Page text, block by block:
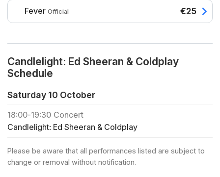
Zutritt unter 16 Jahren nur in Begleitung einer
erwachsenen Person
❓ Du kannst die FAQ zu diesem Event hier nachlesen
🪑 Freie Platzwahl bei der Ankunft innerhalb der
gebuchten Zone
🕯️ Wenn du ein privates Konzert buchen oder reguläre
Tickets für eine Großgruppe (+30 Personen) kaufen
🎻 Entdecke alle Candlelight-Konzerte in Lübeck
🎁 Klicke hier , um deine Liebsten mit einem
Programm Coldplay - Clocks Coldplay - Something
Just Like This Ed Sheeran - Bad Habits Coldplay -
Fever Official €25
Candlelight: Ed Sheeran & Coldplay
Schedule
Saturday 10 October
18:00-19:30 Concert
Candlelight: Ed Sheeran & Coldplay
Please be aware that all performances listed are subject to
change or removal without notification.